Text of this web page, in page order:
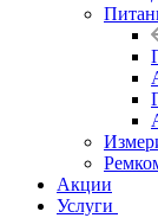
Акции
Услуги